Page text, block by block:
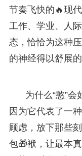
节奏飞快的🔥现
工作、学业、人
态，恰恰为这种
的神经得以舒展的
为什么“憨”
因为它代表了一
顾虑，放下那些
包🎁袱，让最本